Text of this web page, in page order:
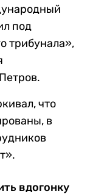
под
трибунала»,
что
в
вдогонку